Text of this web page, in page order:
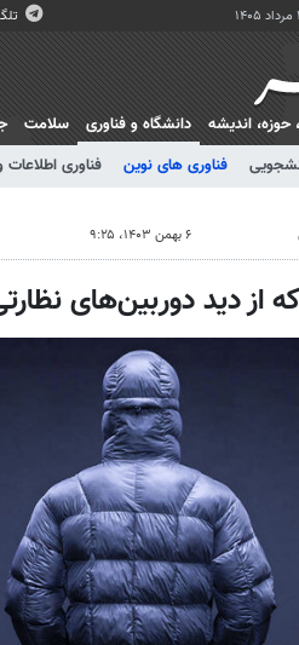
حوزه، انديشه
دانشگاه و فناوری
فناوری های نوین فناوری اطلاعات
سلامت
۶ بهمن ۱۴۰۳، ۹:۲۵
از دید دوربین‌های